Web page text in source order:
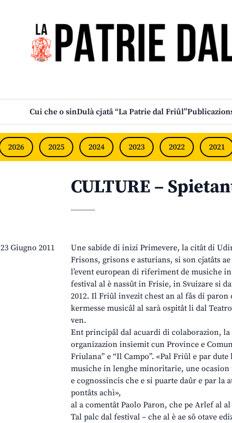
Cui che o sinDulà cjatâ “La Patrie dal Friûl”
2026 2025 2024 2023 2022 2021
CULTURE –
............
23 Giugno 2011
Une sabide di inizi Primevere, la citât di
Frisons, grisons e asturians, si son cjatâts
l’event european di riferiment de musiche
festival al è nassût in Frisie, in Svuizare si
2012. Il Friûl invezit chest an al fâs di
kermesse musicâl al sarà ospitât li dal
ven.
Ent principâl dal acuardi di colaborazion, la
organizazion insiemit cun Province e
Friulana” e “Il Campo”. «Pal Friûl e par
musiche in lenghe minoritarie, une
e cognossincis che e si puarte daûr e par
pontâts achì»,
al a comentât Paolo Paron, che pe Arlef al
Tal palc dal festival – che al è ae sô otave